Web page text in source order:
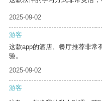
2025-09-02
游客
这款app的酒店、餐厅推荐非常
验。
2025-09-02
游客